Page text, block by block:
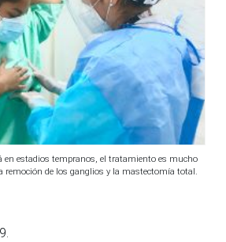
en estadios tempranos, el tratamiento es mucho
remoción de los ganglios y la mastectomía total.